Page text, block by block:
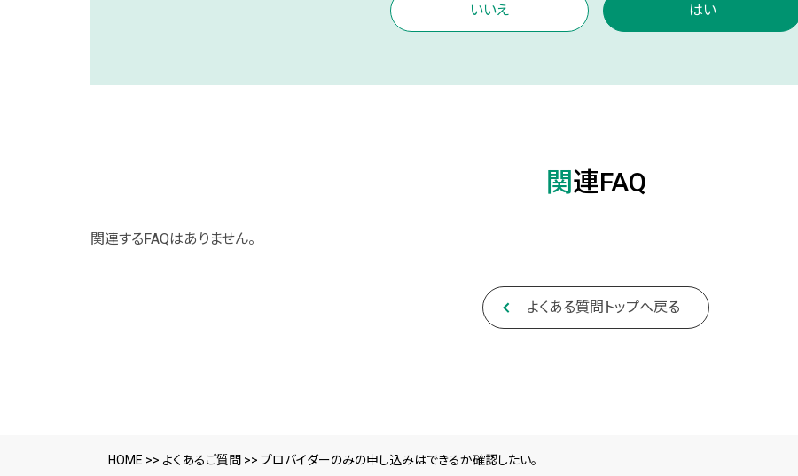
いいえ はい
関連FAQ
関連するFAQはありません。
よくある質問トップへ戻る
HOME >> よくあるご質問 >> プロバイダーのみの申し込みはできるか確認したい。